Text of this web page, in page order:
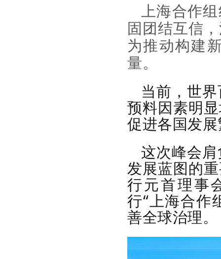
上海合作
固团结互信
为推动构建
量。
当前，世
预料因素明
促进各国发
这次峰会
发展蓝图的
行元首理事
行“上海合作
善全球治理。